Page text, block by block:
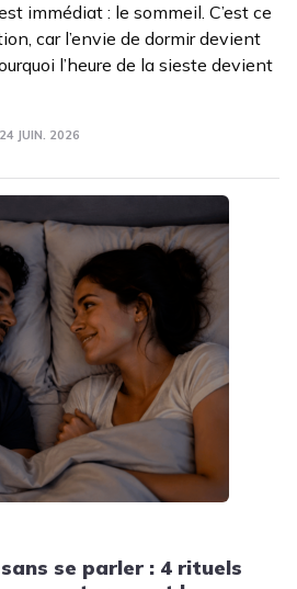
immédiat : le sommeil. C’est ce
car l’envie de dormir devient
l’heure de la sieste devient
24 JUIN. 2026
se parler : 4 rituels